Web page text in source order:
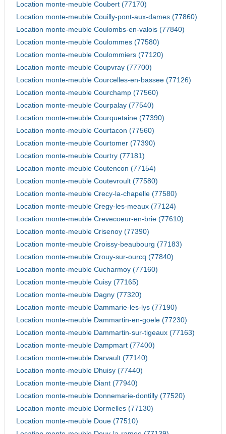
Location monte-meuble Coubert (77170)
Location monte-meuble Couilly-pont-aux-dames (77860)
Location monte-meuble Coulombs-en-valois (77840)
Location monte-meuble Coulommes (77580)
Location monte-meuble Coulommiers (77120)
Location monte-meuble Coupvray (77700)
Location monte-meuble Courcelles-en-bassee (77126)
Location monte-meuble Courchamp (77560)
Location monte-meuble Courpalay (77540)
Location monte-meuble Courquetaine (77390)
Location monte-meuble Courtacon (77560)
Location monte-meuble Courtomer (77390)
Location monte-meuble Courtry (77181)
Location monte-meuble Coutencon (77154)
Location monte-meuble Coutevroult (77580)
Location monte-meuble Crecy-la-chapelle (77580)
Location monte-meuble Cregy-les-meaux (77124)
Location monte-meuble Crevecoeur-en-brie (77610)
Location monte-meuble Crisenoy (77390)
Location monte-meuble Croissy-beaubourg (77183)
Location monte-meuble Crouy-sur-ourcq (77840)
Location monte-meuble Cucharmoy (77160)
Location monte-meuble Cuisy (77165)
Location monte-meuble Dagny (77320)
Location monte-meuble Dammarie-les-lys (77190)
Location monte-meuble Dammartin-en-goele (77230)
Location monte-meuble Dammartin-sur-tigeaux (77163)
Location monte-meuble Dampmart (77400)
Location monte-meuble Darvault (77140)
Location monte-meuble Dhuisy (77440)
Location monte-meuble Diant (77940)
Location monte-meuble Donnemarie-dontilly (77520)
Location monte-meuble Dormelles (77130)
Location monte-meuble Doue (77510)